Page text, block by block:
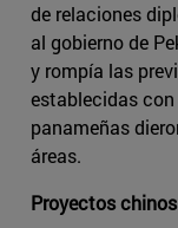
de relaciones
al gobierno de
y rompía las
establecidas con
panameñas
áreas.
Proyectos